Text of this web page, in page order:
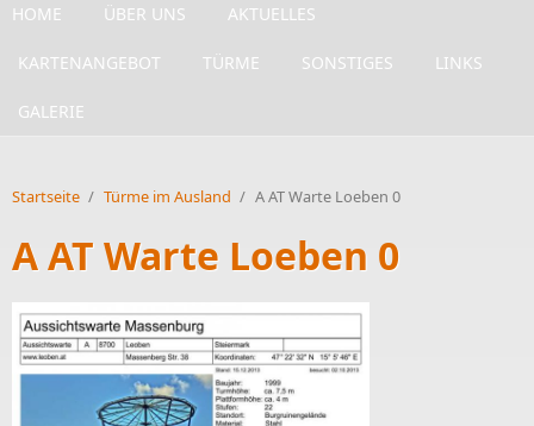
HOME ÜBER UNS AKTUELLES
KARTENANGEBOT TÜRME SONSTIGES LINKS
GALERIE
Startseite / Türme im Ausland / A AT Warte Loeben 0
A AT Warte Loeben 0